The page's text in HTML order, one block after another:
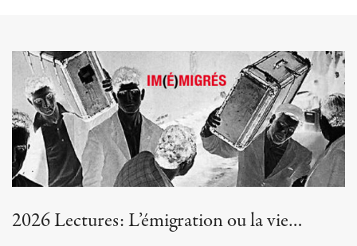
2026 Lectures: L’émigration ou la vie…